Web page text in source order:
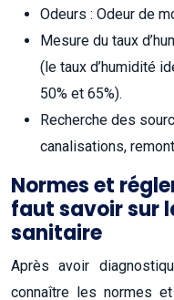
Odeurs : Odeur de
Mesure du taux
(le taux d’humidité
50% et 65%).
Recherche des
canalisations,
Normes et
faut savoir sur
sanitaire
Après avoir
connaître les normes